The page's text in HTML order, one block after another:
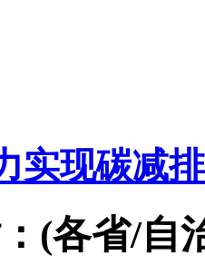
实现碳减排
(各省/自